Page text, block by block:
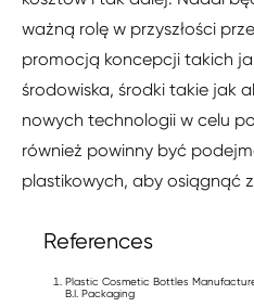
ważną rolę w przyszłości
promocją koncepcji takich
środowiska, środki takie jak
nowych technologii w celu
również powinny być
plastikowych, aby osiągnąć
References
Plastic Cosmetic Bottles
B.I. Packaging